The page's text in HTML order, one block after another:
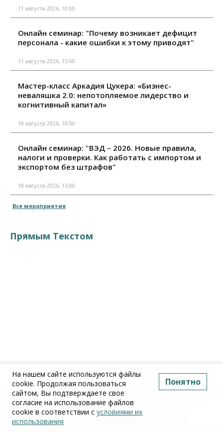
11 августа 2026, 10:00
Онлайн семинар: "Почему возникает дефицит
персонала - какие ошибки к этому приводят"
11 августа 2026, 15:00
Мастер-класс Аркадия Цукера: «Бизнес-
неваляшка 2.0: непотопляемое лидерство и
когнитивный капитал»
18 августа 2026, 10:00
Онлайн семинар: "ВЭД – 2026. Новые правила,
налоги и проверки. Как работать с импортом и
экспортом без штрафов"
18 августа 2026, 15:00
Все мероприятия
Прямым Текстом
На нашем сайте используются файлы
cookie. Продолжая пользоваться
сайтом, Вы подтверждаете свое
согласие на использование файлов
cookie в соответствии с условиями их
использования
Понятно